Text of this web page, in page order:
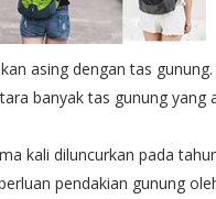
asing dengan tas
banyak tas gunung
kali diluncurkan pada
pendakian gunung